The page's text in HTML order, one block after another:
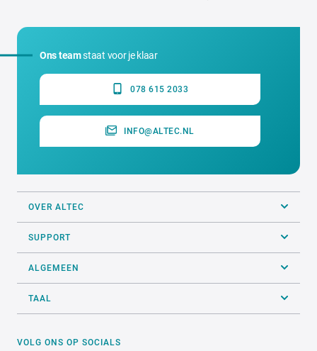
Ons teamstaat voor je klaar
078 615 2033
INFO@ALTEC.NL
OVER ALTEC
SUPPORT
ALGEMEEN
TAAL
VOLG ONS OP SOCIALS